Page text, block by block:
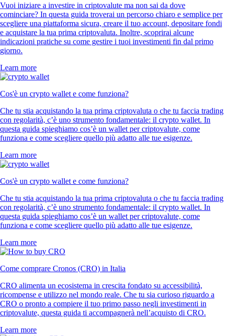
Vuoi iniziare a investire in criptovalute ma non sai da dove
cominciare? In questa guida troverai un percorso chiaro e semplice per
scegliere una piattaforma sicura, creare il tuo account, depositare fondi
e acquistare la tua prima criptovaluta. Inoltre, scoprirai alcune
indicazioni pratiche su come gestire i tuoi investimenti fin dal primo
giorno.
Learn more
Cos'è un crypto wallet e come funziona?
Che tu stia acquistando la tua prima criptovaluta o che tu faccia trading
con regolarità, c’è uno strumento fondamentale: il crypto wallet. In
questa guida spieghiamo cos’è un wallet per criptovalute, come
funziona e come scegliere quello più adatto alle tue esigenze.
Learn more
Cos'è un crypto wallet e come funziona?
Che tu stia acquistando la tua prima criptovaluta o che tu faccia trading
con regolarità, c’è uno strumento fondamentale: il crypto wallet. In
questa guida spieghiamo cos’è un wallet per criptovalute, come
funziona e come scegliere quello più adatto alle tue esigenze.
Learn more
Come comprare Cronos (CRO) in Italia
CRO alimenta un ecosistema in crescita fondato su accessibilità,
ricompense e utilizzo nel mondo reale. Che tu sia curioso riguardo a
CRO o pronto a compiere il tuo primo passo negli investimenti in
criptovalute, questa guida ti accompagnerà nell’acquisto di CRO.
Learn more